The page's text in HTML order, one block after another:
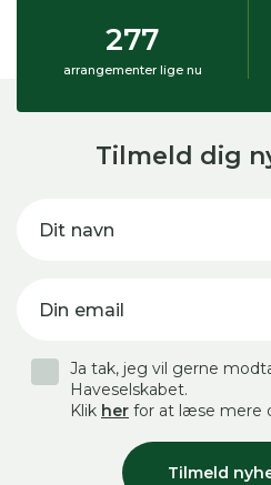
277
arrangementer lige nu
Tilmeld dig
Dit navn
Din email
Tilmeld
Ja tak, jeg vil gerne
Haveselskabet.
Klik her for at læse mere